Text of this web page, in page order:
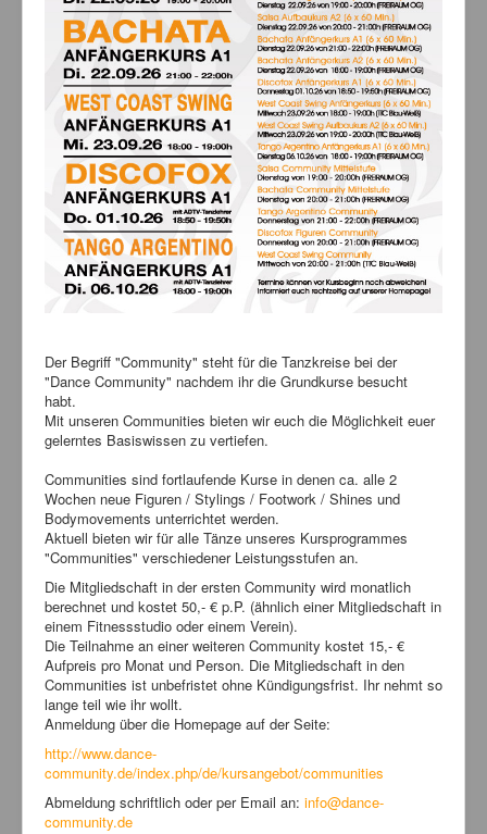
Bilder
News
Links
FAQ
Hansefit
Kontakt
Der Begriff "Community" steht für die Tanzkreise bei der
"Dance Community" nachdem ihr die Grundkurse besucht
habt.
Mit unseren Communities bieten wir euch die Möglichkeit euer
gelerntes Basiswissen zu vertiefen.
Communities sind fortlaufende Kurse in denen ca. alle 2
Wochen neue Figuren / Stylings / Footwork / Shines und
Bodymovements unterrichtet werden.
Aktuell bieten wir für alle Tänze unseres Kursprogrammes
"Communities" verschiedener Leistungsstufen an.
Die Mitgliedschaft in der ersten Community wird monatlich
berechnet und kostet 50,- € p.P. (ähnlich einer Mitgliedschaft in
einem Fitnessstudio oder einem Verein).
Die Teilnahme an einer weiteren Community kostet 15,- €
Aufpreis pro Monat und Person. Die Mitgliedschaft in den
Communities ist unbefristet ohne Kündigungsfrist. Ihr nehmt so
lange teil wie ihr wollt.
Anmeldung über die Homepage auf der Seite:
http://www.dance-
community.de/index.php/de/kursangebot/communities
Abmeldung schriftlich oder per Email an: info@dance-
community.de